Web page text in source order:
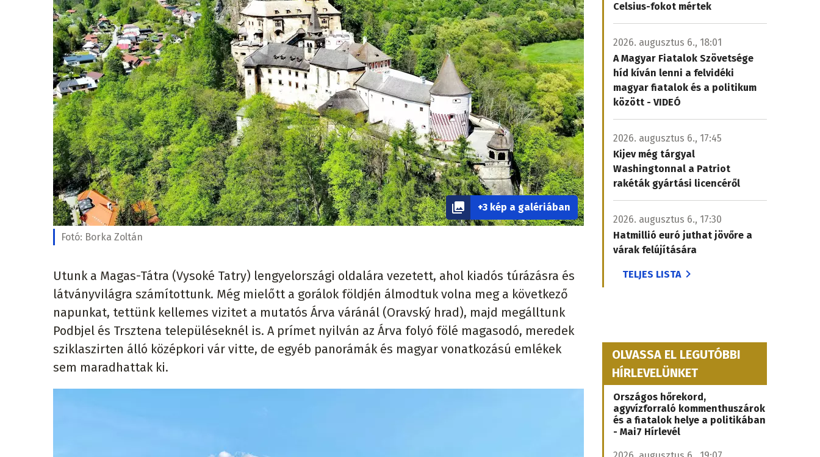
+3 kép a galériában
Fotó: Borka Zoltán
Utunk a Magas-Tátra (Vysoké Tatry) lengyelországi oldalára vezetett, ahol kiadós túrázásra és
látványvilágra számítottunk. Még mielőtt a gorálok földjén álmodtuk volna meg a következő
napunkat, tettünk kellemes vizitet a mutatós Árva váránál (Oravský hrad), majd megálltunk
Podbjel és Trsztena településeknél is. A prímet nyilván az Árva folyó fölé magasodó, meredek
sziklaszirten álló középkori vár vitte, de egyéb panorámák és magyar vonatkozású emlékek
sem maradhattak ki.
Celsius-fokot mértek
2026. augusztus 6., 18:01
A Magyar Fiatalok Szövetsége
híd kíván lenni a felvidéki
magyar fiatalok és a politikum
között - VIDEÓ
2026. augusztus 6., 17:45
Kijev még tárgyal
Washingtonnal a Patriot
rakéták gyártási licencéről
2026. augusztus 6., 17:30
Hatmillió euró juthat jövőre a
várak felújítására
TELJES LISTA
OLVASSA EL LEGUTÓBBI
HÍRLEVELÜNKET
Országos hőrekord,
agyvízforraló kommenthuszárok
és a fiatalok helye a politikában
- Mai7 Hírlevél